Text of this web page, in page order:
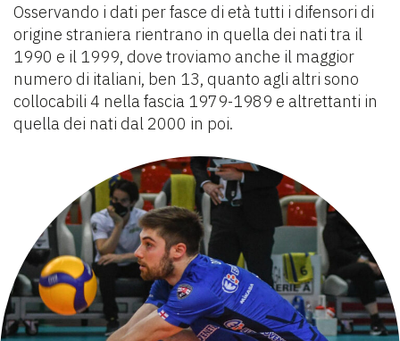
Osservando i dati per fasce di età tutti i difensori di
origine straniera rientrano in quella dei nati tra il
1990 e il 1999, dove troviamo anche il maggior
numero di italiani, ben 13, quanto agli altri sono
collocabili 4 nella fascia 1979-1989 e altrettanti in
quella dei nati dal 2000 in poi.